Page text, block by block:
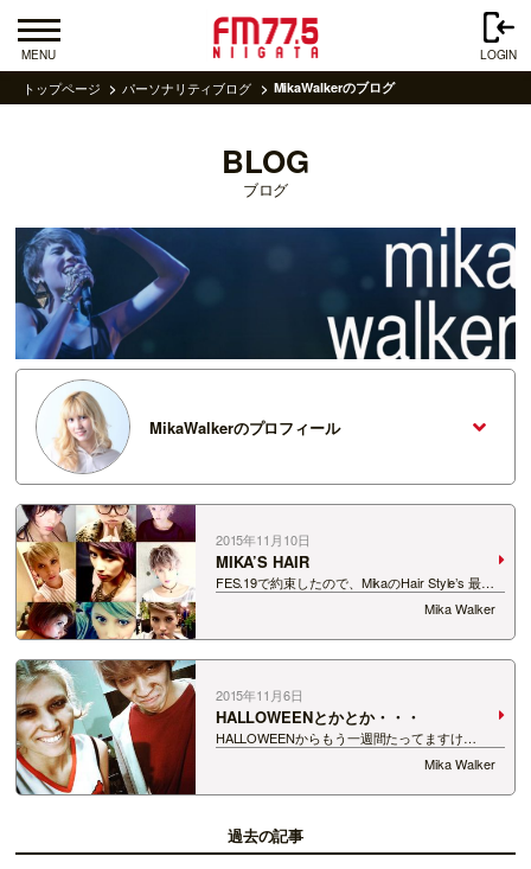
MENU LOGIN
トップページ パーソナリティブログ MikaWalkerのブログ
BLOG
ブログ
MikaWalkerのプロフィール
2015年11月10日
MIKA’S HAIR
FES.19で約束したので、MikaのHair Style’s 最近
だと、WEDDINGの撮影が多くて、 そのため金髪
が多い！！でもエクステとかつけるのもたまには
面白いね！ ２年前の今頃紫にした！！寒くなると
変な色にした…
Mika Walker
2015年11月6日
HALLOWEENとかとか・・・
HALLOWEENからもう一週間たってますけ
ど・・・ まず、木曜日のFES.19にBanana Cat’s
のエースとハロウィーンメイク！ MIKAがエース
のもやったよ！ FES.19聞いてる人は、分かって
Mika Walker
過去の記事